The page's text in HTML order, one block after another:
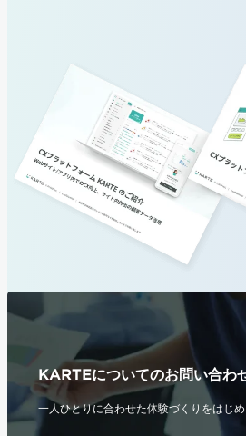
KARTEについてのお問い合わ
一人ひとりに合わせた体験づくりをはじめ